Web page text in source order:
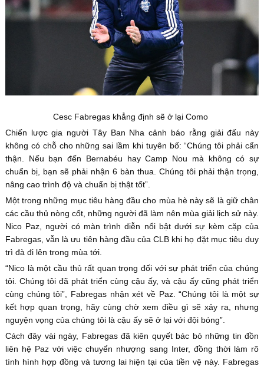
Cesc Fabregas khẳng định sẽ ở lại Como
Chiến lược gia người Tây Ban Nha cảnh báo rằng giải đấu này
không có chỗ cho những sai lầm khi tuyên bố: “Chúng tôi phải cẩn
thận. Nếu bạn đến Bernabéu hay Camp Nou mà không có sự
chuẩn bị, bạn sẽ phải nhận 6 bàn thua. Chúng tôi phải thận trọng,
nâng cao trình độ và chuẩn bị thật tốt”.
Một trong những mục tiêu hàng đầu cho mùa hè này sẽ là giữ chân
các cầu thủ nòng cốt, những người đã làm nên mùa giải lịch sử này.
Nico Paz, người có màn trình diễn nổi bật dưới sự kèm cặp của
Fabregas, vẫn là ưu tiên hàng đầu của CLB khi họ đặt mục tiêu duy
trì đà đi lên trong mùa tới.
“Nico là một cầu thủ rất quan trọng đối với sự phát triển của chúng
tôi. Chúng tôi đã phát triển cùng cậu ấy, và cậu ấy cũng phát triển
cùng chúng tôi”, Fabregas nhận xét về Paz. “Chúng tôi là một sự
kết hợp quan trọng, hãy cùng chờ xem điều gì sẽ xảy ra, nhưng
nguyện vọng của chúng tôi là cậu ấy sẽ ở lại với đội bóng”.
Cách đây vài ngày, Fabregas đã kiên quyết bác bỏ những tin đồn
liên hệ Paz với việc chuyển nhượng sang Inter, đồng thời làm rõ
tình hình hợp đồng và tương lai hiện tại của tiền vệ này. Fabregas